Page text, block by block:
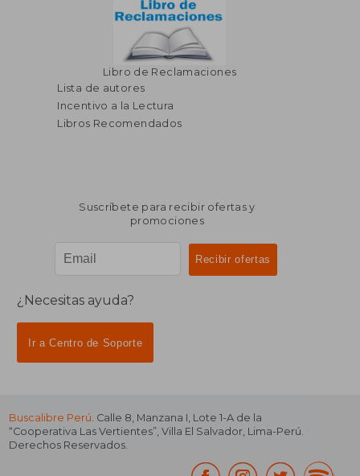
Libro de Reclamaciones
Lista de autores
Incentivo a la Lectura
Libros Recomendados
Suscríbete para recibir ofertas y
promociones
¿Necesitas ayuda?
Ir a Centro de Soporte
Buscalibre Perú. Calle 8, Manzana I, Lote 1-A de la
“Cooperativa Las Vertientes”, Villa El Salvador, Lima-Perú.
Derechos Reservados.